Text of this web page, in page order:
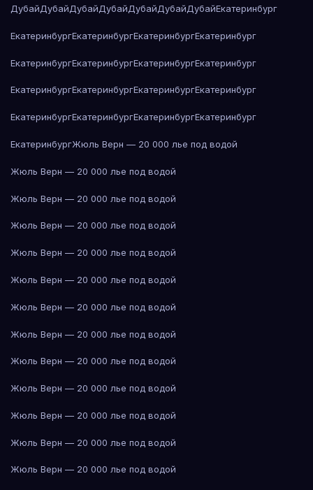
ДубайДубайДубайДубайДубайДубайДубайЕкатеринбург
ЕкатеринбургЕкатеринбургЕкатеринбургЕкатеринбург
ЕкатеринбургЕкатеринбургЕкатеринбургЕкатеринбург
ЕкатеринбургЕкатеринбургЕкатеринбургЕкатеринбург
ЕкатеринбургЕкатеринбургЕкатеринбургЕкатеринбург
ЕкатеринбургЖюль Верн — 20 000 лье под водой
Жюль Верн — 20 000 лье под водой
Жюль Верн — 20 000 лье под водой
Жюль Верн — 20 000 лье под водой
Жюль Верн — 20 000 лье под водой
Жюль Верн — 20 000 лье под водой
Жюль Верн — 20 000 лье под водой
Жюль Верн — 20 000 лье под водой
Жюль Верн — 20 000 лье под водой
Жюль Верн — 20 000 лье под водой
Жюль Верн — 20 000 лье под водой
Жюль Верн — 20 000 лье под водой
Жюль Верн — 20 000 лье под водой